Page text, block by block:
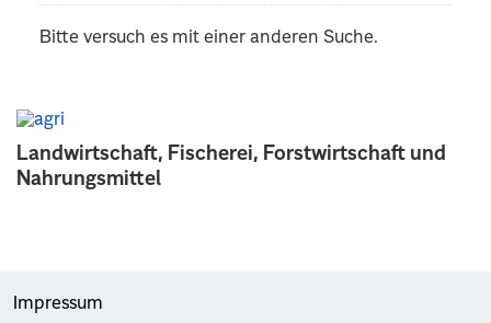
Landwirtschaft, Fischerei, Forstwirtschaft und
Nahrungsmittel
Bitte versuch es mit einer anderen Suche.
Impressum